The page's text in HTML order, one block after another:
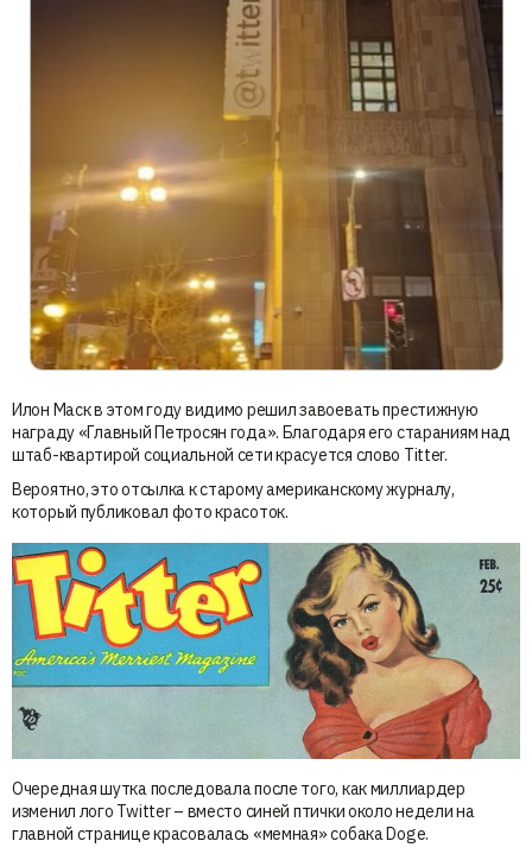
Илон Маск в этом году видимо решил завоевать престижную
награду «Главный Петросян года». Благодаря его стараниям над
штаб-квартирой социальной сети красуется слово Titter.
Вероятно, это отсылка к старому американскому журналу,
который публиковал фото красоток.
Очередная шутка последовала после того, как миллиардер
изменил лого Twitter – вместо синей птички около недели на
главной странице красовалась «мемная» собака Doge.